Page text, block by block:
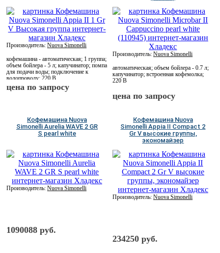
Производитель:Nuova Simonelli
кофемашина - автоматическая; 1 группа;
объем бойлера - 5 л; капучинатор; помпа
для подачи воды; подключение к
водопроводу; 220 В
цена по запросу
Производитель:Nuova Simonelli
автоматическая; объем бойлера - 0.7 л;
капучинатор; встроенная кофемолка;
220 В
цена по запросу
Кофемашина Nuova
Simonelli Aurelia WAVE 2 GR
S pearl white
Производитель:Nuova Simonelli
1090088 руб.
Кофемашина Nuova
Simonelli Appia II Compact 2
Gr V высокие группы,
экономайзер
Производитель:Nuova Simonelli
234250 руб.